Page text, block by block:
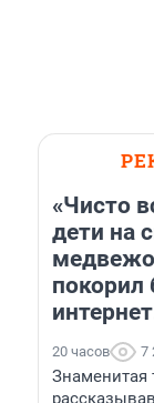
«Чисто
дети на
покорил
20 часов 7
Знаменитая